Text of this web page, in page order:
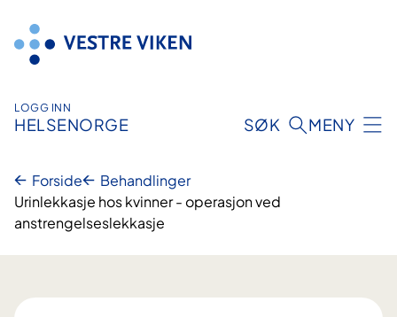
innhold
LOGG INN
HELSENORGE SØK MENY
Forside
Behandlinger
Urinlekkasje hos kvinner - operasjon ved
anstrengelseslekkasje